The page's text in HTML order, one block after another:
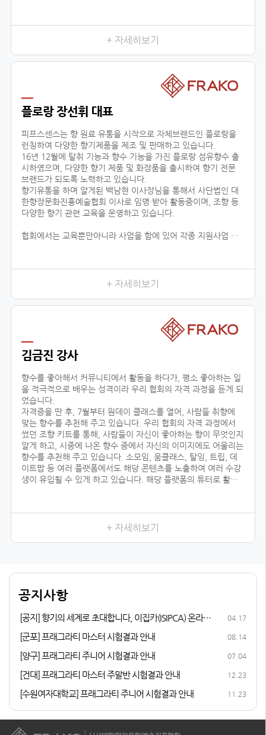
것이 중요하다고 느껴왔습니다.
이런 부분에서 향장협회의 커리큘럼은 향료 업계에 있는 모든 향
의 타입을 체계적 분하고 습득함으로서, 제품 이해 및 분석을 위
한 이론을 잡아주며, 실질적으로 제품의 기획단계까지 연결된다
이는 공방창업, 브랜드출시, 향 관련 비즈니스 등의 분야에 더할
두 번째, 다양한 분야에서 접목이 가능한 교육입니다.
+ 자세히보기
플로랑 장선휘 대표
피프스센스는 향 원료 유통을 시작으로 자체브랜드인 플로랑을
런칭하여 다양한 향기제품을 제조 및 판매하고 있습니다.
16년 12월에 탈취 기능과 향수 기능을 가진 플로랑 섬유향수 출
시하였으며, 다양한 향기 제품 및 화장품을 출시하여 향기 전문
브랜드가 되도록 노력하고 있습니다.
향기유통을 하며 알게된 백남현 이사장님을 통해서 사단법인 대
한향장문화진흥예술협회 이사로 임명 받아 활동중이며, 조향 등
다양한 향기 관련 교육을 운영하고 있습니다.
협회에서는 교육뿐만아니라 사업을 함에 있어 각종 지원사업 공
현재 플로랑을 존재할 수 있게 해주신 백남현 이사장님과 협회원
들에게 진심으로 감사드리며, 지속적으로 함께 성장 할 수 있도록
+ 자세히보기
김금진 강사
향수를 좋아해서 커뮤니티에서 활동을 하다가, 평소 좋아하는 일
을 적극적으로 배우는 성격이라 우리 협회의 자격 과정을 듣게 되
었습니다.
자격증을 딴 후, 7월부터 원데이 클래스를 열어, 사람들 취향에
맞는 향수를 추천해 주고 있습니다. 우리 협회의 자격 과정에서
썼던 조향 키트를 통해, 사람들이 자신이 좋아하는 향이 무엇인지
알게 하고, 시중에 나온 향수 중에서 자신의 이미지에도 어울리는
향수를 추천해 주고 있습니다. 소모임, 움클래스, 탈잉, 트립, 데
이트팝 등 여러 플랫폼에서도 해당 콘텐츠를 노출하여 여러 수강
생이 유입될 수 있게 하고 있습니다. 해당 플랫폼의 튜터로 활동
향수를 취미로 즐기다가 조향 자격증 과정을 듣게 된 이유는, 내
가 좋아하는 일을 더 전문적으로 배워 보고 싶어서였습니다. 여러
어코드를 발견하는 3급, 내가 생각하는 이미지의 향을 더 잘 표현
큘럼이 마음에 들었고, 자격증 취득 후 취업 및 창업 연계 등의 든
든한 지원이 있어 자격증 과정에 참여하게 되었습니다.
+ 자세히보기
공지사항
[공지] 향기의 세계로 초대합니다, 이집카(ISIPCA) 온라인
04.17
[군포] 프래그라티 마스터 시험결과 안내 08.14
[양구] 프래그라티 주니어 시험결과 안내 07.04
[건대] 프래그라티 마스터 주말반 시험결과 안내 12.23
[수원여자대학교] 프래그라티 주니어 시험결과 안내 11.23